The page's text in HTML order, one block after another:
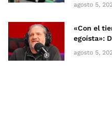
agosto 5,
«Con el
egoísta»:
agosto 5,